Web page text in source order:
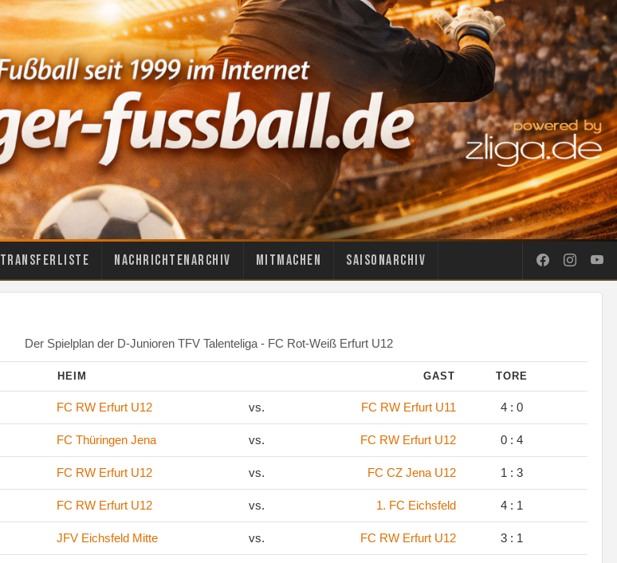
Transferliste Nachrichtenarchiv Mitmachen Saisonarchiv
Der Spielplan der D-Junioren TFV Talenteliga - FC Rot-Weiß Erfurt U12
HEIM GAST TORE
FC RW Erfurt U12 vs. FC RW Erfurt U11 4 : 0
FC Thüringen Jena vs. FC RW Erfurt U12 0 : 4
FC RW Erfurt U12 vs. FC CZ Jena U12 1 : 3
FC RW Erfurt U12 vs. 1. FC Eichsfeld 4 : 1
JFV Eichsfeld Mitte vs. FC RW Erfurt U12 3 : 1